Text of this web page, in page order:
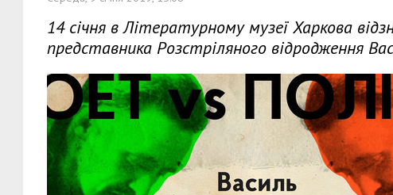
14 січня в Літературному музеї Харкова
представника Розстріляного відродження